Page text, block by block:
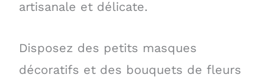
artisanale et délicate.
Disposez des petits masques
décoratifs et des bouquets de fleurs